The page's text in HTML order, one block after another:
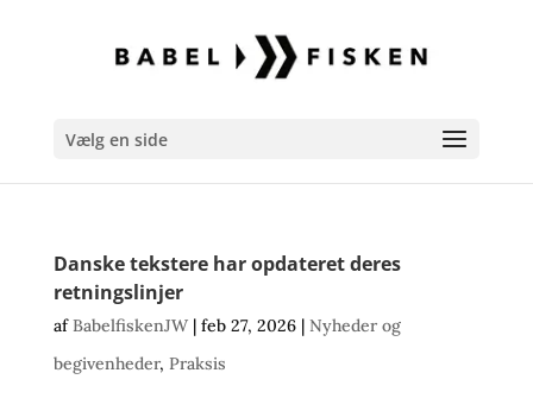
Vælg en side
Danske tekstere har opdateret deres
retningslinjer
afBabelfiskenJW| feb 27, 2026| Nyheder og
begivenheder, Praksis